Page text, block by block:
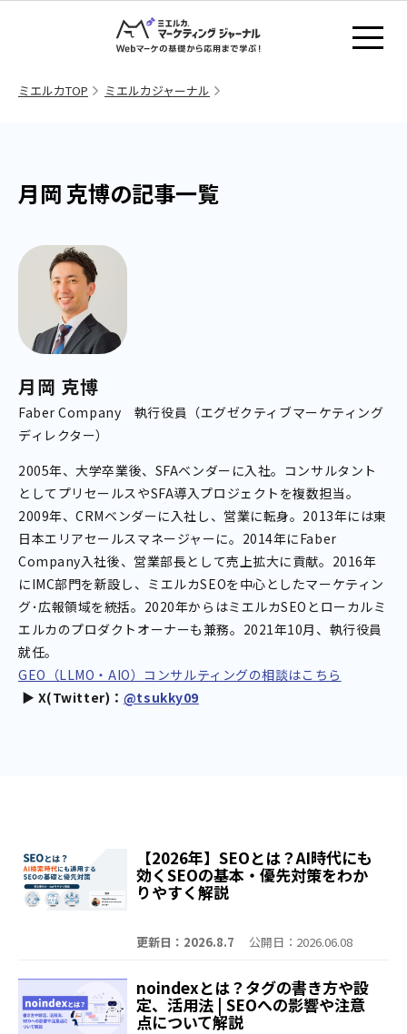
ミエルカTOP ミエルカジャーナル
月岡 克博の記事一覧
月岡 克博
Faber Company 執行役員（エグゼクティブマーケティング
ディレクター）
2005年、大学卒業後、SFAベンダーに入社。コンサルタント
としてプリセールスやSFA導入プロジェクトを複数担当。
2009年、CRMベンダーに入社し、営業に転身。2013年には東
日本エリアセールスマネージャーに。2014年にFaber
Company入社後、営業部長として売上拡大に貢献。2016年
にIMC部門を新設し、ミエルカSEOを中心としたマーケティン
グ･広報領域を統括。2020年からはミエルカSEOとローカルミ
エルカのプロダクトオーナーも兼務。2021年10月、執行役員
就任。
GEO（LLMO・AIO）コンサルティングの相談はこちら
▶︎ X(Twitter)： @tsukky09
【2026年】SEOとは？AI時代にも
効くSEOの基本・優先対策をわか
りやすく解説
更新日：2026.8.7 公開日：2026.06.08
noindexとは？タグの書き方や設
定、活用法 | SEOへの影響や注意
点について解説